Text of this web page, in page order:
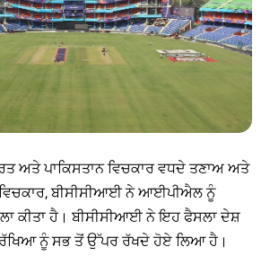
ਅਤੇ ਪਾਕਿਸਤਾਨ ਵਿਚਕਾਰ ਵਧਦੇ ਤਣਾਅ ਅਤੇ
ਵਿਚਕਾਰ, ਬੀਸੀਸੀਆਈ ਨੇ ਆਈਪੀਐਲ ਨੂੰ
ਕੀਤਾ ਹੈ। ਬੀਸੀਸੀਆਈ ਨੇ ਇਹ ਫੈਸਲਾ ਦੇਸ਼
ਨੂੰ ਸਭ ਤੋਂ ਉੱਪਰ ਰੱਖਦੇ ਹੋਏ ਲਿਆ ਹੈ।